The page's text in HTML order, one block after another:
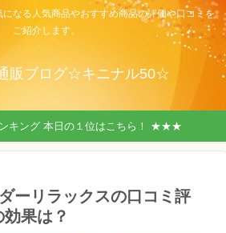
なる人気商品やおすすめ商品の評価や口コミを
ご紹介します。
販ブログ☆キニナル50☆
キング 本日の１位はこちら！ ★★★
ーリラックスの口コミ評
果は？